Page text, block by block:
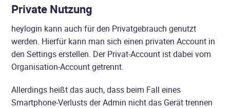
Private Nutzung
heylogin kann auch für den Privatgebrauch genutzt
werden. Hierfür kann man sich einen privaten Account in
den Settings erstellen. Der Privat-Account ist dabei vom
Organisation-Account getrennt.
Allerdings heißt das auch, dass beim Fall eines
Smartphone-Verlusts der Admin nicht das Gerät trennen